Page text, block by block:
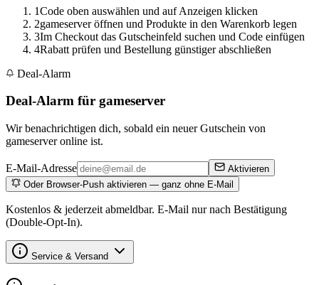
1Code oben auswählen und auf Anzeigen klicken
2gameserver öffnen und Produkte in den Warenkorb legen
3Im Checkout das Gutscheinfeld suchen und Code einfügen
4Rabatt prüfen und Bestellung günstiger abschließen
Deal-Alarm
Deal-Alarm für gameserver
Wir benachrichtigen dich, sobald ein neuer Gutschein von
gameserver online ist.
E-Mail-Adresse
Aktivieren
Oder Browser-Push aktivieren — ganz ohne E-Mail
Kostenlos & jederzeit abmeldbar. E-Mail nur nach Bestätigung
(Double-Opt-In).
Service & Versand